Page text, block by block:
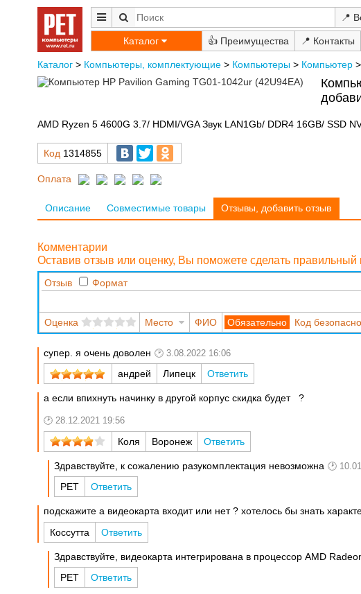
📍
Каталог 👍 📍
Каталог> Компьютеры, комплектующие> Компьютеры> Компьютер>
AMD Ryzen 5 4600G 3.7/ HDMI/VGA Звук LAN1Gb/ DDR4 16GB/ SSD
Код 1314855
Оплата
Описание Совместимые товары Отзывы, добавить отзыв
Комментарии
Оставив отзыв или оценку, Вы поможете сделать
Отзыв Формат
Оценка Место ФИО Код
супер. я очень доволен 3.08.2022 16:06
андрей Липецк Ответить
а если впихнуть начинку в другой корпус скидка будет ?
28.12.2021 19:56
Коля Воронеж Ответить
Здравствуйте, к сожалению разукомплектация невозможна
РЕТ Ответить
подскажите а видеокарта входит или нет ? хотелось бы знать
Коссутта Ответить
Здравствуйте, видеокарта интегрирована в процессор AMD
РЕТ Ответить